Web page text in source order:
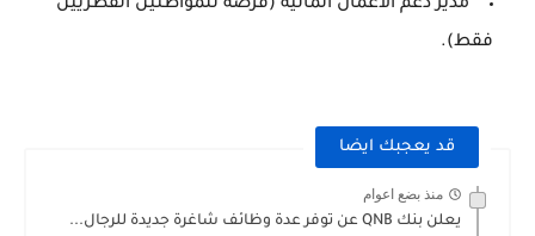
مدير دعم الأعمال المالية (فرصة للمواطنين القطريين
فقط).
قد يعجبك ايضا
منذ بضع اعوام
يعلن بنك QNB عن توفر عدة وظائف شاغرة جديدة للرجال...